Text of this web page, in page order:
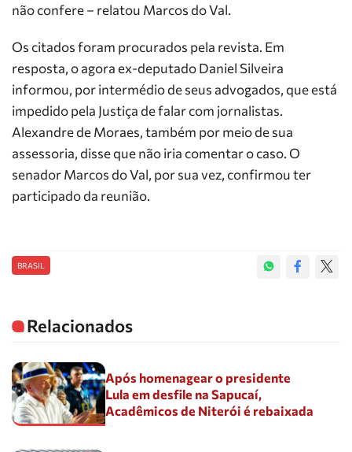
não confere – relatou Marcos do Val.
Os citados foram procurados pela revista. Em
resposta, o agora ex-deputado Daniel Silveira
informou, por intermédio de seus advogados, que está
impedido pela Justiça de falar com jornalistas.
Alexandre de Moraes, também por meio de sua
assessoria, disse que não iria comentar o caso. O
senador Marcos do Val, por sua vez, confirmou ter
participado da reunião.
BRASIL
Relacionados
Após homenagear o presidente
Lula em desfile na Sapucaí,
Acadêmicos de Niterói é rebaixada